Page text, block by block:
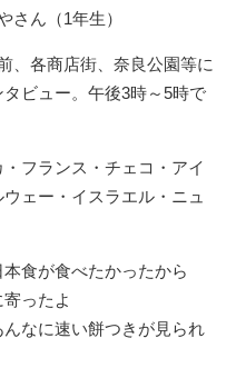
さん（1年生）
、各商店街、奈良公園等に
ビュー。午後3時～5時で
フランス・チェコ・アイ
ェー・イスラエル・ニュ
食が食べたかったから
ったよ
なに速い餅つきが見られ